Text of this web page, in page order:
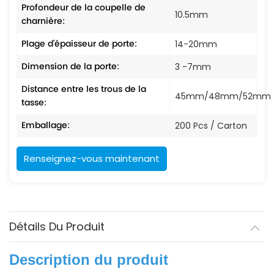
Profondeur de la coupelle de
charnière:
10.5mm
Plage d'épaisseur de porte: 14-20mm
Dimension de la porte: 3 -7mm
Distance entre les trous de la
tasse:
45mm/48mm/52mm
Emballage: 200 Pcs / Carton
Renseignez-vous maintenant
Détails Du Produit
Description du produit